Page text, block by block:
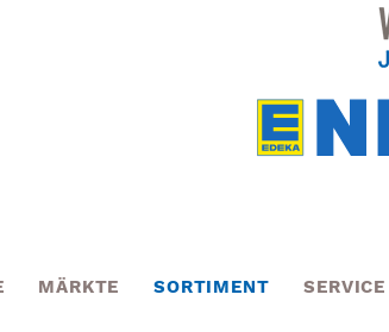
MÄRKTE SORTIMENT SERVICE